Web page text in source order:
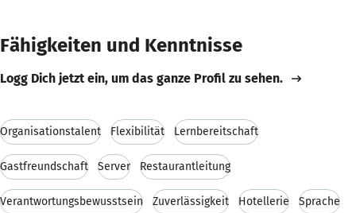
Fähigkeiten und Kenntnisse
Logg Dich jetzt ein, um das ganze Profil zu sehen.
Organisationstalent Flexibilität Lernbereitschaft
Gastfreundschaft Server Restaurantleitung
Verantwortungsbewusstsein Zuverlässigkeit Hotellerie Sprache